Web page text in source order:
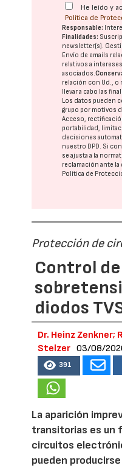
He leído y
Política de
Responsable:
Finalidades:
newsletter(s).
Envío de emails
relativos a
asociados.
relación con Ud., o
llevar a cabo las
Los datos pueden
grupo por motivos
Acceso,
portabilidad,
decisiones
nuestro DPD. Si
se ajusta a la
reclamación ante la
Política de
Protección de
Control de
diodos
Dr. Heinz Zenkner;
Stelzer 03/08/
391
La aparición
transitorias es un
circuitos
pueden